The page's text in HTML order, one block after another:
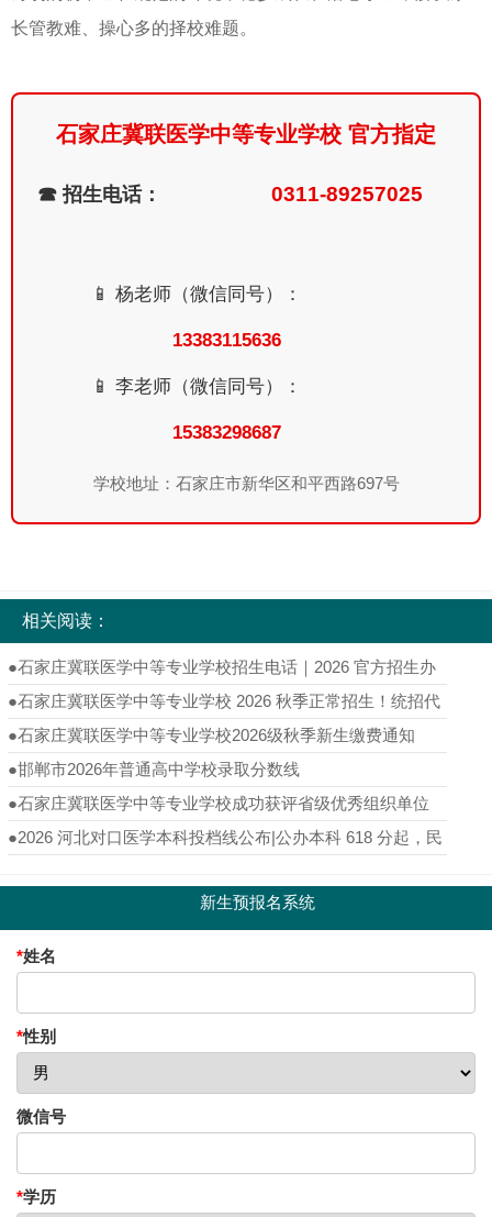
长管教难、操心多的择校难题。
石家庄冀联医学中等专业学校 官方指定
☎ 招生电话： 0311-89257025
📱 杨老师（微信同号）：
13383115636
📱 李老师（微信同号）：
15383298687
学校地址：石家庄市新华区和平西路697号
相关阅读：
●石家庄冀联医学中等专业学校招生电话｜2026 官方招生办
热线完整版
●石家庄冀联医学中等专业学校 2026 秋季正常招生！统招代
码 6139，医护专业名额倒计时至 8 月 20 日
●石家庄冀联医学中等专业学校2026级秋季新生缴费通知
●邯郸市2026年普通高中学校录取分数线
●石家庄冀联医学中等专业学校成功获评省级优秀组织单位
●2026 河北对口医学本科投档线公布|公办本科 618 分起，民
新生预报名系统